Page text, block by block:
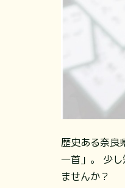
歴史ある奈良
一首」。 少
ませんか？